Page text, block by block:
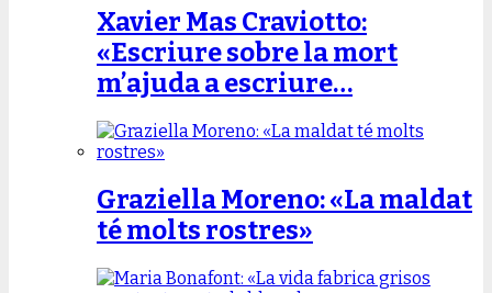
Xavier Mas Craviotto:
«Escriure sobre la mort
m’ajuda a escriure…
Graziella Moreno: «La maldat
té molts rostres»